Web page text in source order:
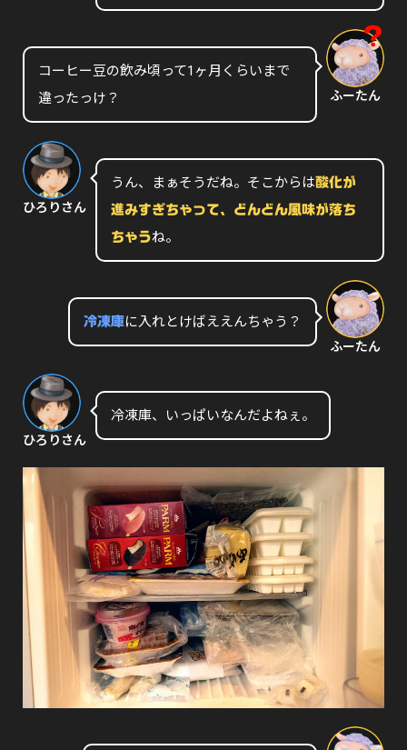
コーヒー豆の飲み頃って1ヶ月くらいまで
違ったっけ？
ふーたん
ひろりさん
うん、まぁそうだね。そこからは酸化が
進みすぎちゃって、どんどん風味が落ち
ちゃうね。
冷凍庫に入れとけばええんちゃう？
ふーたん
ひろりさん
冷凍庫、いっぱいなんだよねぇ。